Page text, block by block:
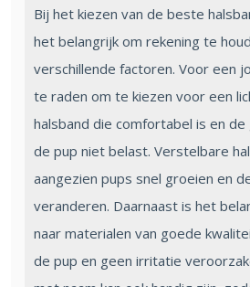
Bij het kiezen van de beste
het belangrijk om rekening te
verschillende factoren. Voor een
te raden om te kiezen voor een
halsband die comfortabel is en de
de pup niet belast. Verstelbare
aangezien pups snel groeien en
veranderen. Daarnaast is het
naar materialen van goede
de pup en geen irritatie